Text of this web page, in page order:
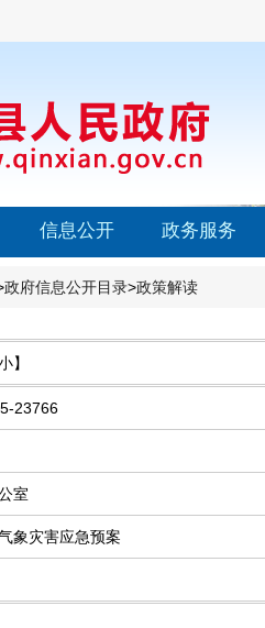
信息公开 政务服务
政府信息公开目录>政策解读
】
23766
室
象灾害应急预案